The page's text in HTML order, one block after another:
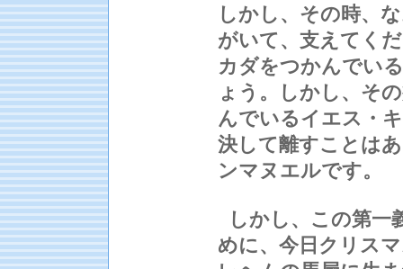
しかし、その時、
がいて、支えてく
カダをつかんでい
ょう。しかし、そ
んでいるイエス・
決して離すことは
ンマヌエルです。
しかし、この第一
めに、今日クリス